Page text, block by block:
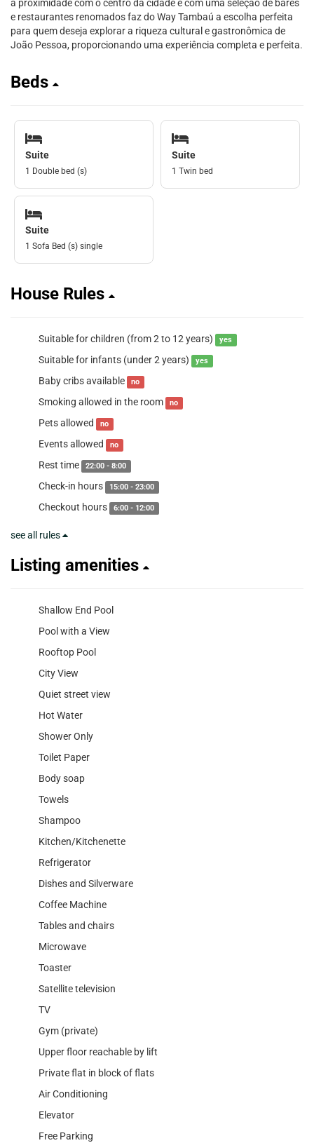
a proximidade com o centro da cidade e com uma seleção de bares
e restaurantes renomados faz do Way Tambaú a escolha perfeita
para quem deseja explorar a riqueza cultural e gastronômica de
João Pessoa, proporcionando uma experiência completa e perfeita.
Beds
Suite
1 Double bed (s)
Suite
1 Twin bed
Suite
1 Sofa Bed (s) single
House Rules
Suitable for children (from 2 to 12 years) yes
Suitable for infants (under 2 years) yes
Baby cribs available no
Smoking allowed in the room no
Pets allowed no
Events allowed no
Rest time 22:00 - 8:00
Check-in hours 15:00 - 23:00
Checkout hours 6:00 - 12:00
see all rules
Listing amenities
Shallow End Pool
Pool with a View
Rooftop Pool
City View
Quiet street view
Hot Water
Shower Only
Toilet Paper
Body soap
Towels
Shampoo
Kitchen/Kitchenette
Refrigerator
Dishes and Silverware
Coffee Machine
Tables and chairs
Microwave
Toaster
Satellite television
TV
Gym (private)
Upper floor reachable by lift
Private flat in block of flats
Air Conditioning
Elevator
Free Parking